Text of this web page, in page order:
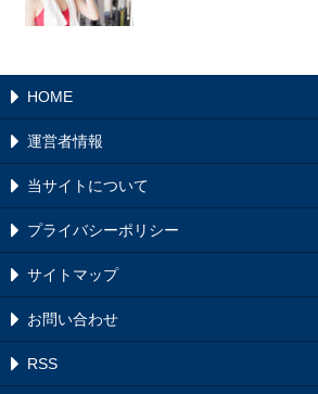
HOME
運営者情報
当サイトについて
プライバシーポリシー
サイトマップ
お問い合わせ
RSS